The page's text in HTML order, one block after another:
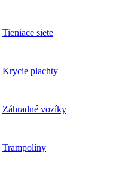
Tieniace siete
Krycie plachty
Záhradné vozíky
Trampolíny